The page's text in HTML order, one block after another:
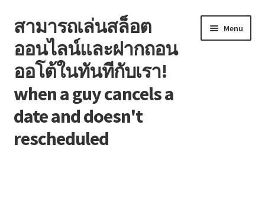
Skip
to
navigation
Skip
to
content
สามารถเล่นสล็อต
ออนไลน์และฝากถอน
ออโต้ในทันทีกับเรา!
when a guy cancels a
date and doesn't
rescheduled
Menu